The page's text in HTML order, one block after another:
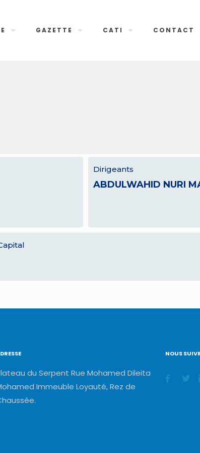
GAZETTE CATI CONTACT
Dirigeants
ABDULWAHID NURI
du Serpent Rue Mohamed Dileita
Immeuble Loyauté, Rez de
NOUS